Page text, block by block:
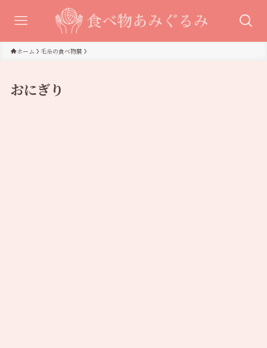
ホーム 毛糸の食べ物展
おにぎり